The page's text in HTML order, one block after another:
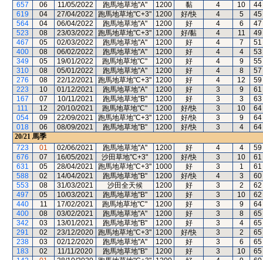
657
06 11/05/2022 跑馬地草地"A" 1200 黏 4 10
44
619
04 27/04/2022 跑馬地草地"C+3" 1200 好/快 4 5
45
564
04 06/04/2022 跑馬地草地"A" 1200 好 4 6
47
523
08 23/03/2022 跑馬地草地"C+3" 1200 好/黏 4 11
49
467
05 02/03/2022 跑馬地草地"A" 1200 好 4 7
51
400
08 06/02/2022 跑馬地草地"A" 1200 好 4 4
53
349
05 19/01/2022 跑馬地草地"C" 1200 好 4 9
55
310
08 05/01/2022 跑馬地草地"A" 1200 好 4 8
57
276
08 22/12/2021 跑馬地草地"C+3" 1200 好 4 12
59
223
10 01/12/2021 跑馬地草地"A" 1200 好 3 9
61
167
07 10/11/2021 跑馬地草地"B" 1200 好 3 3
63
111
12 20/10/2021 跑馬地草地"C" 1200 好/快 3 10
64
054
09 22/09/2021 跑馬地草地"C+3" 1200 好/快 3 9
64
018
06 08/09/2021 跑馬地草地"B" 1200 好/快 3 4
64
20/21 馬季
723
01 02/06/2021 跑馬地草地"A" 1200 好 4 4
59
676
07 16/05/2021 沙田草地"C+3" 1200 好/快 3 10
61
631
05 28/04/2021 跑馬地草地"C+3" 1000 好 3 1
61
588
02 14/04/2021 跑馬地草地"B" 1200 好/快 4 3
60
553
08 31/03/2021 沙田全天候 1200 好 3 2
62
497
05 10/03/2021 跑馬地草地"B" 1200 好 3 10
62
440
11 17/02/2021 跑馬地草地"C" 1200 好 3 9
64
400
08 03/02/2021 跑馬地草地"A" 1200 好 3 8
65
342
03 13/01/2021 跑馬地草地"B" 1200 好 3 4
65
291
02 23/12/2020 跑馬地草地"C+3" 1200 好/快 3 2
65
238
03 02/12/2020 跑馬地草地"A" 1200 好 3 6
65
183
02 11/11/2020 跑馬地草地"B" 1200 好 3 10
65